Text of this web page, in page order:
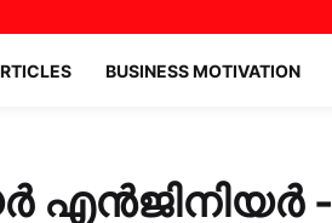
BUSINESS MOTIVATION
എൻജിനിയർ -